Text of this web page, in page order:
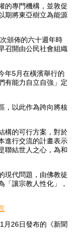
專門機構，並敦促
期將東亞樹立為能源
頒佈的六十週年時
召開由公民社會組織
5月在橫濱舉行的
有能力自立自強」定
以此作為跨向將核
的可行方案，對於
進行交流的計畫表示
聯結世人之心，為和
代問題，由佛教徒
「讓宗教人性化」，
月26日發布的《新聞